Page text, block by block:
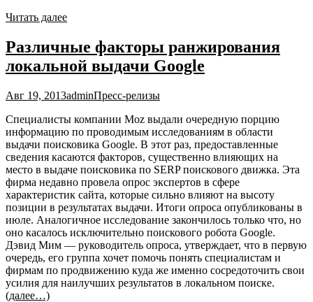
Читать далее
Различные факторы ранжирования
локальной выдачи Google
Авг 19, 2013adminПресс-релизы
Специалисты компании Moz выдали очередную порцию
информацию по проводимым исследованиям в области
выдачи поисковика Google. В этот раз, предоставленные
сведения касаются факторов, существенно влияющих на
место в выдаче поисковика по SERP поискового движка. Эта
фирма недавно провела опрос экспертов в сфере
характеристик сайта, которые сильно влияют на высоту
позиции в результатах выдачи. Итоги опроса опубликованы в
июле. Аналогичное исследование закончилось только что, но
оно касалось исключительно поискового робота Google.
Дэвид Мим — руководитель опроса, утверждает, что в первую
очередь, его группа хочет помочь понять специалистам и
фирмам по продвижению куда же именно сосредоточить свои
усилия для наилучших результатов в локальном поиске.
(далее…)